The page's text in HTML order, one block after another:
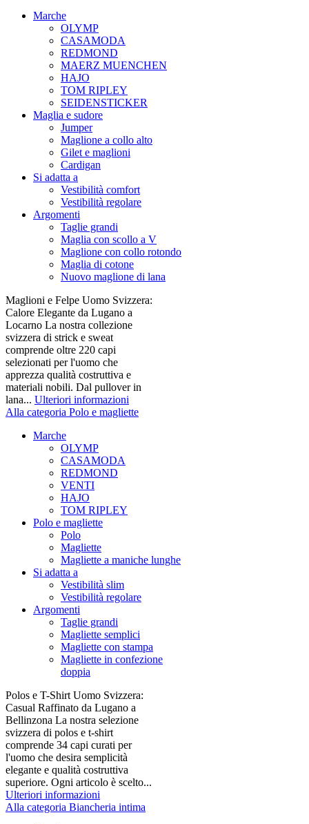
Marche
OLYMP
CASAMODA
REDMOND
MAERZ MUENCHEN
HAJO
TOM RIPLEY
SEIDENSTICKER
Maglia e sudore
Jumper
Maglione a collo alto
Gilet e maglioni
Cardigan
Si adatta a
Vestibilità comfort
Vestibilità regolare
Argomenti
Taglie grandi
Maglia con scollo a V
Maglione con collo rotondo
Maglia di cotone
Nuovo maglione di lana
Maglioni e Felpe Uomo Svizzera:
Calore Elegante da Lugano a
Locarno La nostra collezione
svizzera di strick e sweat
comprende oltre 220 capi
selezionati per l'uomo che
apprezza qualità costruttiva e
materiali nobili. Dal pullover in
lana... Ulteriori informazioni
Alla categoria Polo e magliette
Marche
OLYMP
CASAMODA
REDMOND
VENTI
HAJO
TOM RIPLEY
Polo e magliette
Polo
Magliette
Magliette a maniche lunghe
Si adatta a
Vestibilità slim
Vestibilità regolare
Argomenti
Taglie grandi
Magliette semplici
Magliette con stampa
Magliette in confezione
doppia
Polos e T-Shirt Uomo Svizzera:
Casual Raffinato da Lugano a
Bellinzona La nostra selezione
svizzera di polos e t-shirt
comprende 34 capi curati per
l'uomo che desira semplicità
elegante e qualità costruttiva
superiore. Ogni articolo è scelto...
Ulteriori informazioni
Alla categoria Biancheria intima